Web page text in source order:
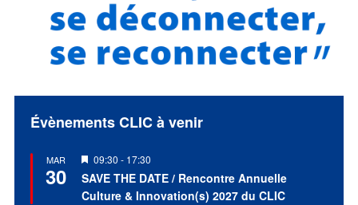
Évènements CLIC à venir
MAR
30
Mis
en
avant
09:30 - 17:30
SAVE THE DATE / Rencontre Annuelle
Culture & Innovation(s) 2027 du CLIC